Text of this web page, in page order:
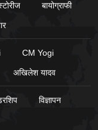
बायोग्राफी
CM Yogi
अखिलेश यादव
विज्ञापन